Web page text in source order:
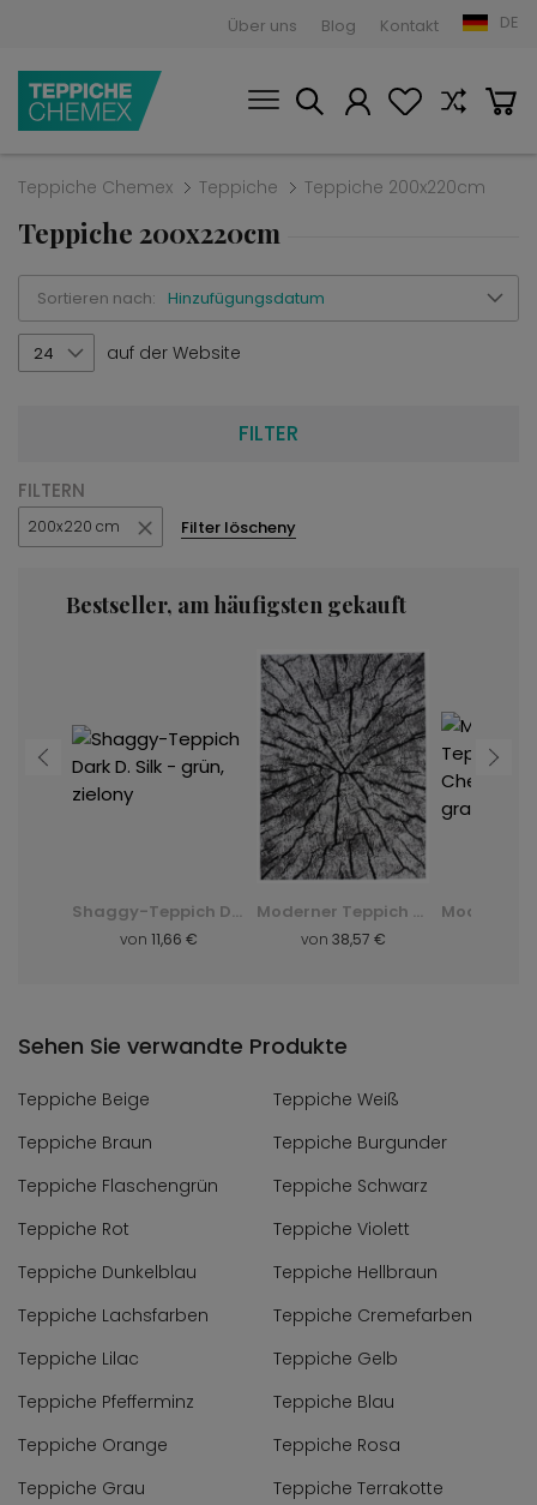
Über uns Blog Kontakt DE
Teppiche Chemex Teppiche Teppiche 200x220cm
Teppiche 200x220cm
Sortieren nach: Hinzufügungsdatum
24 auf der Website
FILTER
FILTERN
200x220 cm Filter löscheny
Bestseller, am häufigsten gekauft
Shaggy-Teppich Dark D. Silk - grün, zielony
von 11,66 €
Moderner Teppich Q710A Luxury Pp Esm - weiß, biały
von 38,57 €
Sehen Sie verwandte Produkte
Teppiche Beige
Teppiche Weiß
Teppiche Braun
Teppiche Burgunder
Teppiche Flaschengrün
Teppiche Schwarz
Teppiche Rot
Teppiche Violett
Teppiche Dunkelblau
Teppiche Hellbraun
Teppiche Lachsfarben
Teppiche Cremefarben
Teppiche Lilac
Teppiche Gelb
Teppiche Pfefferminz
Teppiche Blau
Teppiche Orange
Teppiche Rosa
Teppiche Grau
Teppiche Terrakotte